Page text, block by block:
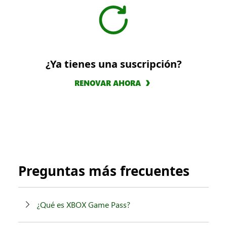
¿Ya tienes una suscripción?
RENOVAR AHORA
Preguntas más frecuentes
¿Qué es XBOX Game Pass?